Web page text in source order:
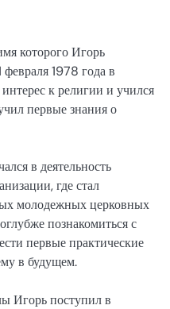
которого Игорь
1978 года в
к религии и учился
первые знания о
в деятельность
где стал
молодежных церковных
познакомиться с
первые практические
в будущем.
Игорь поступил в